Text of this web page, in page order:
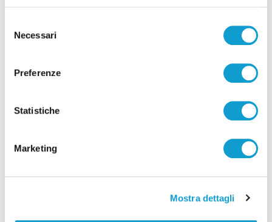
delNecessari
Preferenze
Statistiche
Marketing
Mostra dettagli